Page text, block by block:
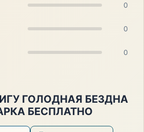
0
0
0
ГОЛОДНАЯ БЕЗДНА
БЕСПЛАТНО